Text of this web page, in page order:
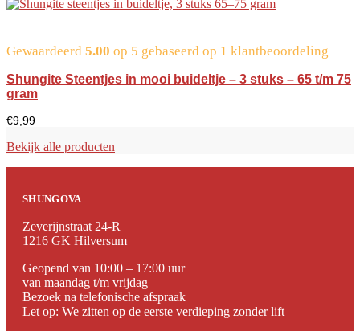
Gewaardeerd 5.00 op 5 gebaseerd op 1 klantbeoordeling
Shungite Steentjes in mooi buideltje – 3 stuks – 65 t/m 75
gram
€9,99
Bekijk alle producten
SHUNGOVA
Zeverijnstraat 24-R
1216 GK Hilversum
Geopend van 10:00 – 17:00 uur
van maandag t/m vrijdag
Bezoek na telefonische afspraak
Let op: We zitten op de eerste verdieping zonder lift